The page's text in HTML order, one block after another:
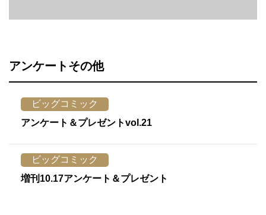
アンケートその他
ビッグコミック
アンケート＆プレゼントvol.21
ビッグコミック
増刊10.17アンケート＆プレゼント